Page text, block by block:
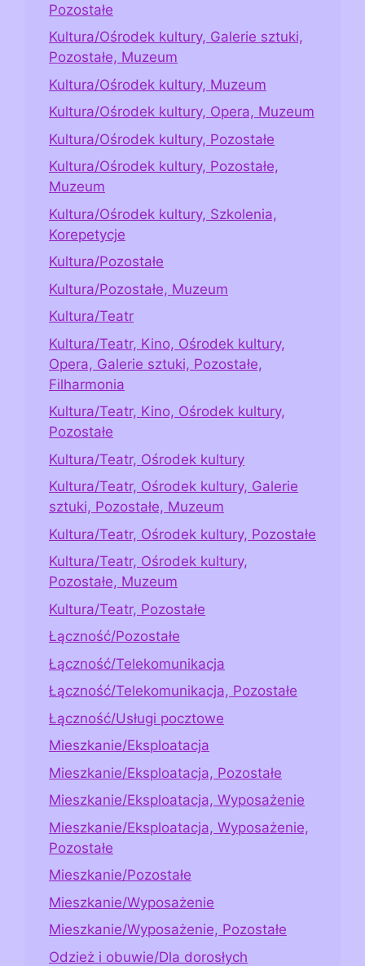
Pozostałe
Kultura/Ośrodek kultury, Galerie sztuki,
Pozostałe, Muzeum
Kultura/Ośrodek kultury, Muzeum
Kultura/Ośrodek kultury, Opera, Muzeum
Kultura/Ośrodek kultury, Pozostałe
Kultura/Ośrodek kultury, Pozostałe,
Muzeum
Kultura/Ośrodek kultury, Szkolenia,
Korepetycje
Kultura/Pozostałe
Kultura/Pozostałe, Muzeum
Kultura/Teatr
Kultura/Teatr, Kino, Ośrodek kultury,
Opera, Galerie sztuki, Pozostałe,
Filharmonia
Kultura/Teatr, Kino, Ośrodek kultury,
Pozostałe
Kultura/Teatr, Ośrodek kultury
Kultura/Teatr, Ośrodek kultury, Galerie
sztuki, Pozostałe, Muzeum
Kultura/Teatr, Ośrodek kultury, Pozostałe
Kultura/Teatr, Ośrodek kultury,
Pozostałe, Muzeum
Kultura/Teatr, Pozostałe
Łączność/Pozostałe
Łączność/Telekomunikacja
Łączność/Telekomunikacja, Pozostałe
Łączność/Usługi pocztowe
Mieszkanie/Eksploatacja
Mieszkanie/Eksploatacja, Pozostałe
Mieszkanie/Eksploatacja, Wyposażenie
Mieszkanie/Eksploatacja, Wyposażenie,
Pozostałe
Mieszkanie/Pozostałe
Mieszkanie/Wyposażenie
Mieszkanie/Wyposażenie, Pozostałe
Odzież i obuwie/Dla dorosłych